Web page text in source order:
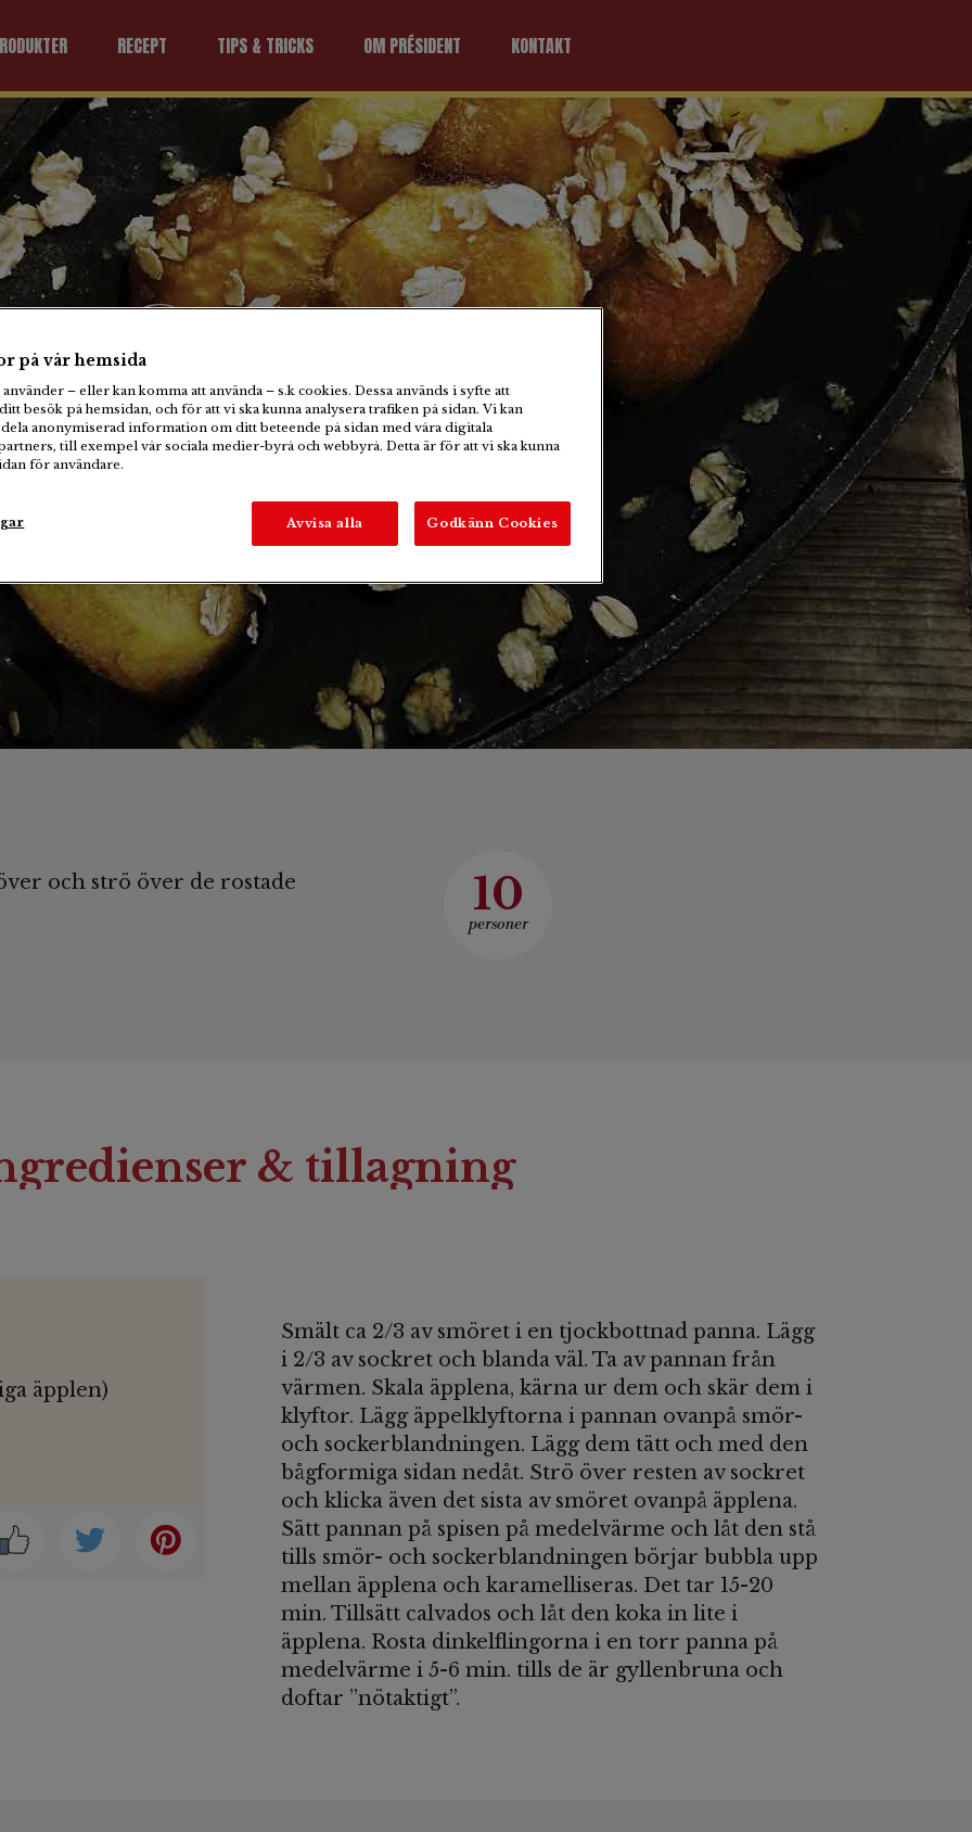
RECEPT TIPS & TRICKS OM PRÉSIDENT KONTAKT
Desserts
äpplen med
calvados och rostade
dinkelflingor
och strö över de rostade 10
personer
& tillagning
äpplen)
Smält ca 2/3 av smöret i en tjockbottnad panna. Lägg
i 2/3 av sockret och blanda väl. Ta av pannan från
värmen. Skala äpplena, kärna ur dem och skär dem i
klyftor. Lägg äppelklyftorna i pannan ovanpå smör-
och sockerblandningen. Lägg dem tätt och med den
bågformiga sidan nedåt. Strö över resten av sockret
och klicka även det sista av smöret ovanpå äpplena.
Sätt pannan på spisen på medelvärme och låt den stå
tills smör- och sockerblandningen börjar bubbla upp
mellan äpplena och karamelliseras. Det tar 15-20
min. Tillsätt calvados och låt den koka in lite i
äpplena. Rosta dinkelflingorna i en torr panna på
medelvärme i 5-6 min. tills de är gyllenbruna och
doftar ”nötaktigt”.
på vår hemsida
– eller kan komma att använda – s.k cookies. Dessa används i syfte att
besök på hemsidan, och för att vi ska kunna analysera trafiken på sidan. Vi kan
anonymiserad information om ditt beteende på sidan med våra digitala
till exempel vår sociala medier-byrå och webbyrå. Detta är för att vi ska kunna
för användare.
Avvisa alla Godkänn Cookies